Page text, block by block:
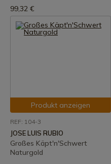
99,32 €
Produkt anzeigen
REF: 104-3
JOSE LUIS RUBIO
Großes Käpt'n'Schwert
Naturgold